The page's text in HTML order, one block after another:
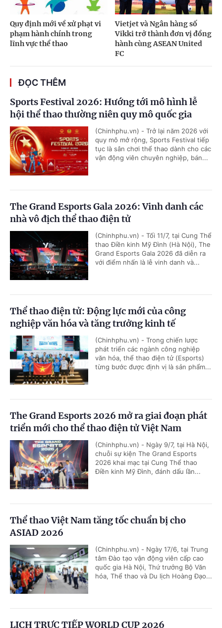
Quy định mới về xử phạt vi
phạm hành chính trong
lĩnh vực thể thao
Vietjet và Ngân hàng số
Vikki trở thành đơn vị đồng
hành cùng ASEAN United
FC
ĐỌC THÊM
Sports Festival 2026: Hướng tới mô hình lễ
hội thể thao thường niên quy mô quốc gia
(Chinhphu.vn) - Trở lại năm 2026 với
quy mô mở rộng, Sports Festival tiếp
tục là sân chơi thể thao dành cho các
vận động viên chuyên nghiệp, bán...
The Grand Esports Gala 2026: Vinh danh các
nhà vô địch thể thao điện tử
(Chinhphu.vn) - Tối 11/7, tại Cung Thể
thao Điền kinh Mỹ Đình (Hà Nội), The
Grand Esports Gala 2026 đã diễn ra
với điểm nhấn là lễ vinh danh và...
Thể thao điện tử: Động lực mới của công
nghiệp văn hóa và tăng trưởng kinh tế
(Chinhphu.vn) - Trong chiến lược
phát triển các ngành công nghiệp
văn hóa, thể thao điện tử (Esports)
từng bước được định vị là sản phẩm...
The Grand Esports 2026 mở ra giai đoạn phát
triển mới cho thể thao điện tử Việt Nam
(Chinhphu.vn) - Ngày 9/7, tại Hà Nội,
chuỗi sự kiện The Grand Esports
2026 khai mạc tại Cung Thể thao
Điền kinh Mỹ Đình, đánh dấu lần...
Thể thao Việt Nam tăng tốc chuẩn bị cho
ASIAD 2026
(Chinhphu.vn) - Ngày 17/6, tại Trung
tâm Đào tạo vận động viên cấp cao
quốc gia Hà Nội, Thứ trưởng Bộ Văn
hóa, Thể thao và Du lịch Hoàng Đạo...
LỊCH TRỰC TIẾP WORLD CUP 2026